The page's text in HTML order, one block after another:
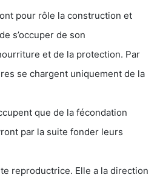
pour rôle la construction et
s’occuper de son
et de la protection. Par
se chargent uniquement de la
que de la fécondation
par la suite fonder leurs
reproductrice. Elle a la direction